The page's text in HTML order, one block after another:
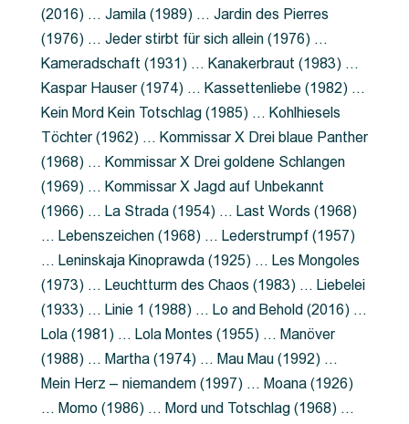
(2016) … Jamila (1989) … Jardin des Pierres
(1976) … Jeder stirbt für sich allein (1976) …
Kameradschaft (1931) … Kanakerbraut (1983) …
Kaspar Hauser (1974) … Kassettenliebe (1982) …
Kein Mord Kein Totschlag (1985) … Kohlhiesels
Töchter (1962) … Kommissar X Drei blaue Panther
(1968) … Kommissar X Drei goldene Schlangen
(1969) … Kommissar X Jagd auf Unbekannt
(1966) … La Strada (1954) … Last Words (1968)
… Lebenszeichen (1968) … Lederstrumpf (1957)
… Leninskaja Kinoprawda (1925) … Les Mongoles
(1973) … Leuchtturm des Chaos (1983) … Liebelei
(1933) … Linie 1 (1988) … Lo and Behold (2016) …
Lola (1981) … Lola Montes (1955) … Manöver
(1988) … Martha (1974) … Mau Mau (1992) …
Mein Herz – niemandem (1997) … Moana (1926)
… Momo (1986) … Mord und Totschlag (1968) …